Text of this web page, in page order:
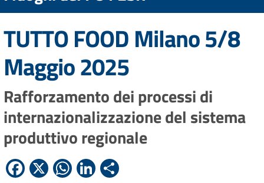
TUTTO FOOD Milano 5/8
Maggio 2025
Rafforzamento dei processi di
internazionalizzazione del sistema
produttivo regionale
Facebook
X WhatsApp
LinkedIn